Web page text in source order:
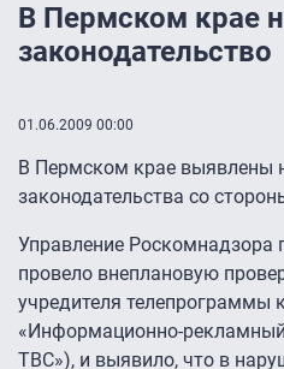
В Пермском крае
законодательство
01.06.2009 00:00
В Пермском крае выявлены
законодательства со
Управление
провело внеплановую
учредителя телепрограммы
«Информационно-
ТВС»), и выявило, что в